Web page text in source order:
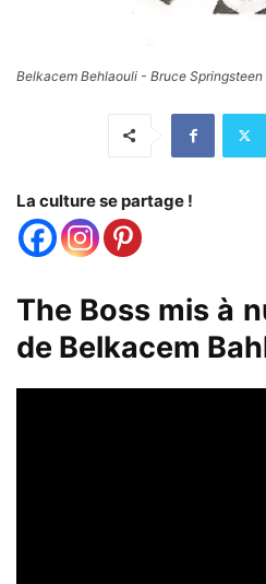
Belkacem Behlaouli - Bruce Springsteen
La culture se partage !
The Boss mis à
de Belkacem